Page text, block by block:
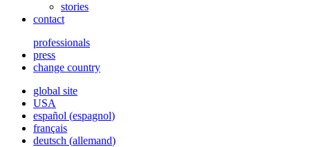
stories
contact
professionals
press
change country
global site
USA
español (espagnol)
français
deutsch (allemand)